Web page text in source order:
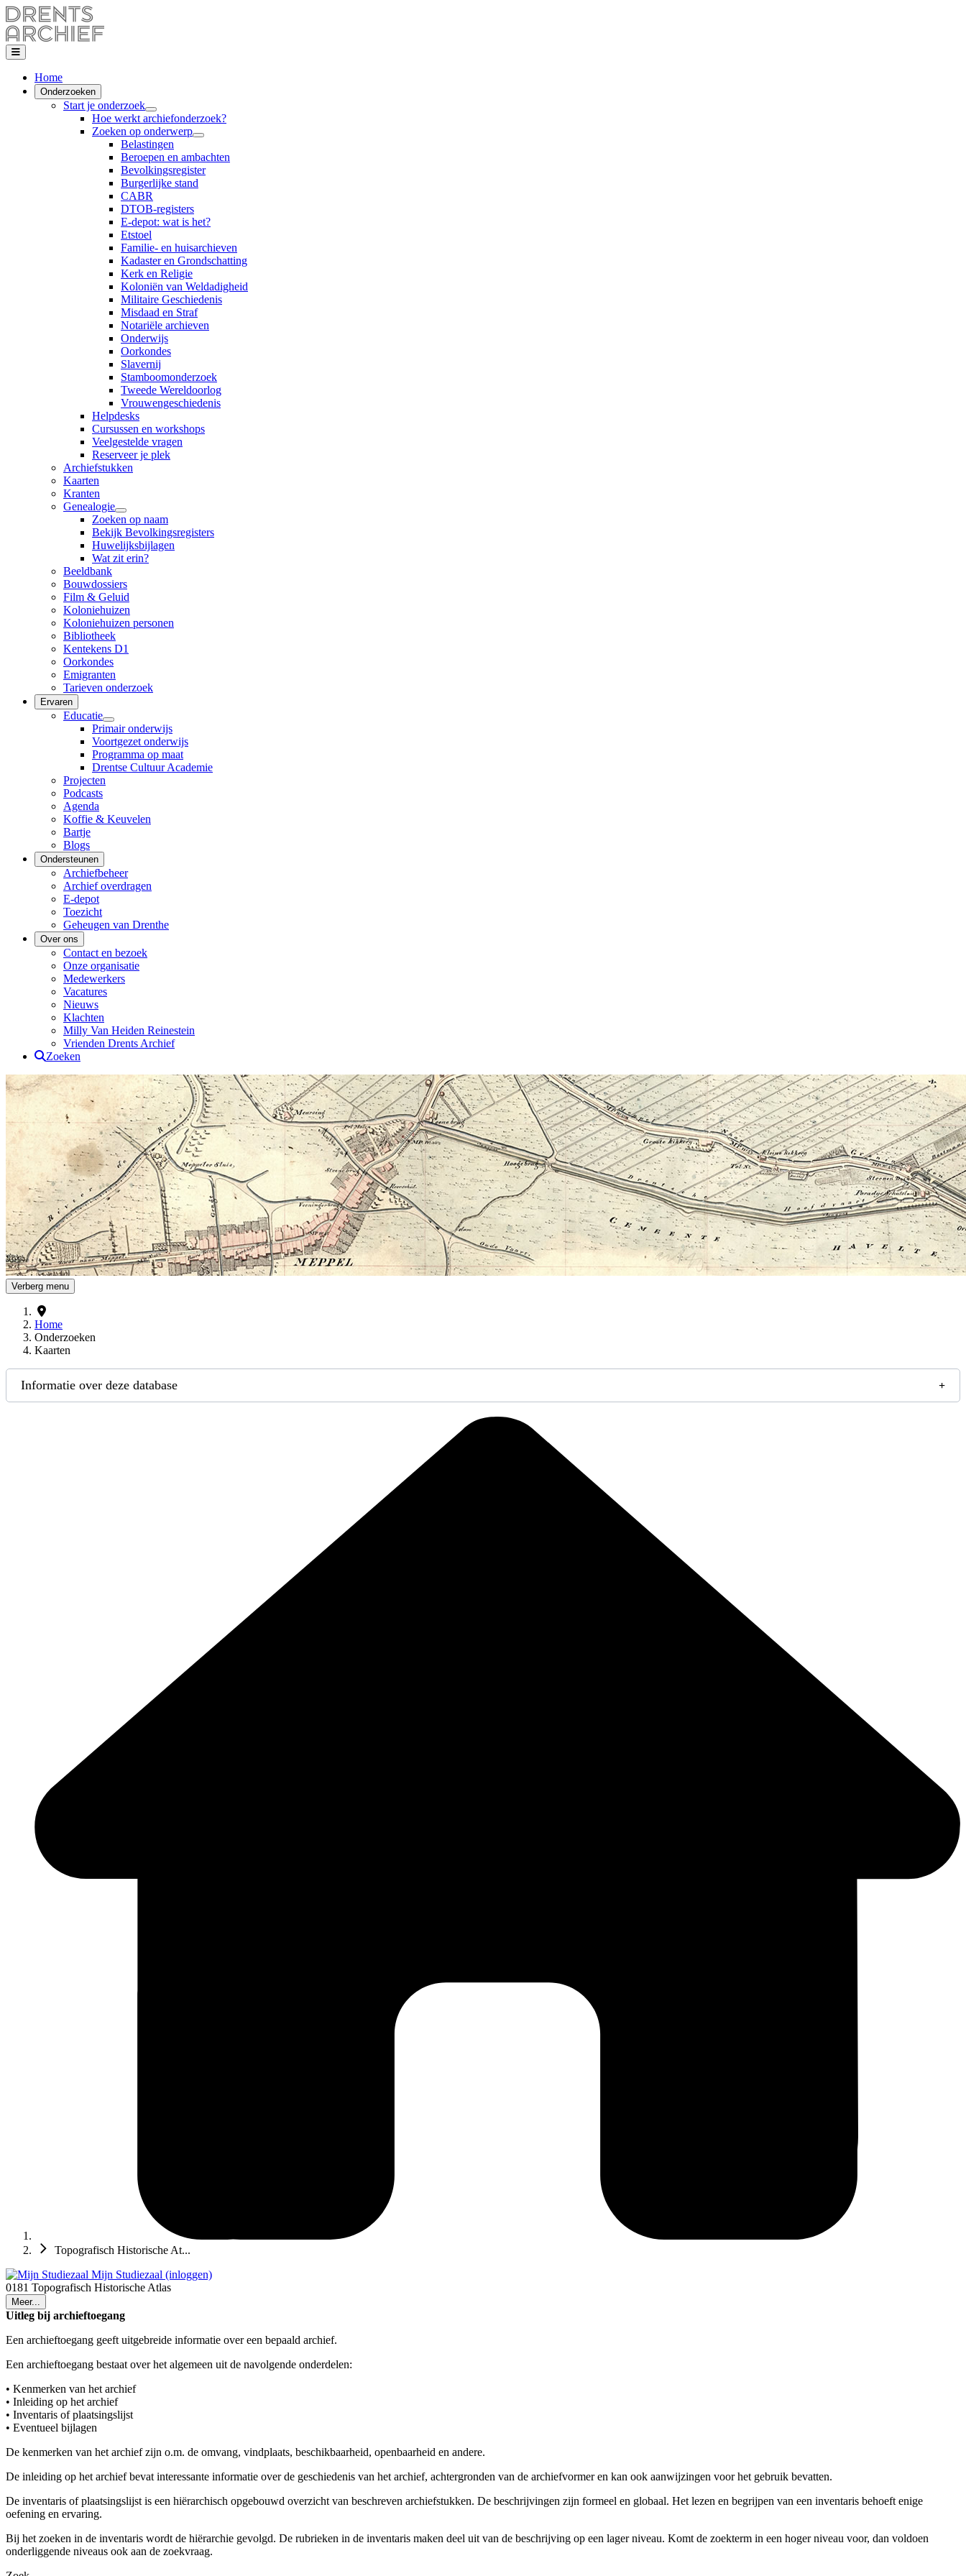
Home
Onderzoeken
Start je onderzoek
Hoe werkt archiefonderzoek?
Zoeken op onderwerp
Belastingen
Beroepen en ambachten
Bevolkingsregister
Burgerlijke stand
CABR
DTOB-registers
E-depot: wat is het?
Etstoel
Familie- en huisarchieven
Kadaster en Grondschatting
Kerk en Religie
Koloniën van Weldadigheid
Militaire Geschiedenis
Misdaad en Straf
Notariële archieven
Onderwijs
Oorkondes
Slavernij
Stamboomonderzoek
Tweede Wereldoorlog
Vrouwengeschiedenis
Helpdesks
Cursussen en workshops
Veelgestelde vragen
Reserveer je plek
Archiefstukken
Kaarten
Kranten
Genealogie
Zoeken op naam
Bekijk Bevolkingsregisters
Huwelijksbijlagen
Wat zit erin?
Beeldbank
Bouwdossiers
Film & Geluid
Koloniehuizen
Koloniehuizen personen
Bibliotheek
Kentekens D1
Oorkondes
Emigranten
Tarieven onderzoek
Ervaren
Educatie
Primair onderwijs
Voortgezet onderwijs
Programma op maat
Drentse Cultuur Academie
Projecten
Podcasts
Agenda
Koffie & Keuvelen
Bartje
Blogs
Ondersteunen
Archiefbeheer
Archief overdragen
E-depot
Toezicht
Geheugen van Drenthe
Over ons
Contact en bezoek
Onze organisatie
Medewerkers
Vacatures
Nieuws
Klachten
Milly Van Heiden Reinestein
Vrienden Drents Archief
Zoeken
Drents Archief
Verberg menu
Home
Onderzoeken
Kaarten
Informatie over deze database
Topografisch Historische At...
Mijn Studiezaal (inloggen)
0181 Topografisch Historische Atlas
Meer...
Uitleg bij archieftoegang
Een archieftoegang geeft uitgebreide informatie over een bepaald archief.
Een archieftoegang bestaat over het algemeen uit de navolgende onderdelen:
• Kenmerken van het archief
• Inleiding op het archief
• Inventaris of plaatsingslijst
• Eventueel bijlagen
De kenmerken van het archief zijn o.m. de omvang, vindplaats, beschikbaarheid, openbaarheid en andere.
De inleiding op het archief bevat interessante informatie over de geschiedenis van het archief, achtergronden van de archiefvormer en kan ook aanwijzingen voor het gebruik bevatten.
De inventaris of plaatsingslijst is een hiërarchisch opgebouwd overzicht van beschreven archiefstukken. De beschrijvingen zijn formeel en globaal. Het lezen en begrijpen van een inventaris behoeft enige
oefening en ervaring.
Bij het zoeken in de inventaris wordt de hiërarchie gevolgd. De rubrieken in de inventaris maken deel uit van de beschrijving op een lager niveau. Komt de zoekterm in een hoger niveau voor, dan voldoen
onderliggende niveaus ook aan de zoekvraag.